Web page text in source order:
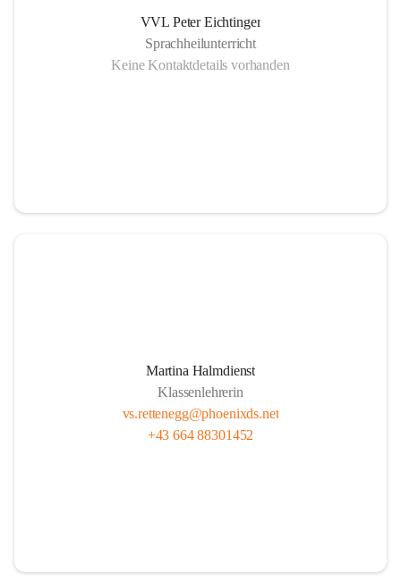
VVL Peter Eichtinger
Sprachheilunterricht
Keine Kontaktdetails vorhanden
Martina Halmdienst
Klassenlehrerin
vs.rettenegg@phoenixds.net
+43 664 88301452